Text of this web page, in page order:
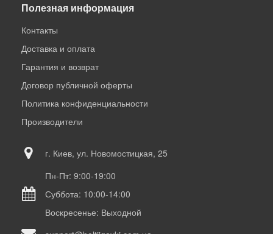
Полезная информация
Контакты
Доставка и оплата
Гарантия и возврат
Договор публичной оферты
Политика конфиденциальности
Производители
г. Киев, ул. Новомостицкая, 25
Пн-Пт: 9:00-19:00
Суббота: 10:00-14:00
Воскресенье: Выходной